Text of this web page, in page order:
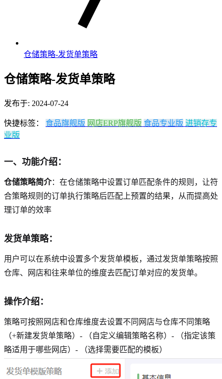
仓储策略-发货单策略
仓储策略-发货单策略
发布于: 2024-07-24
快捷标签： 食品旗舰版 网店ERP旗舰版 食品专业版 进销存专
业版
一、功能介绍：
仓储策略简介：在仓储策略中设置订单匹配条件的规则，让符
合策略规则的订单执行策略后匹配上预置的结果，从而提高处
理订单的效率
发货单策略：
用户可以在系统中设置多个发货单模板，通过发货单策略按照
仓库、网店和往来单位的维度去匹配订单对应的发货单。
操作介绍：
策略可按照网店和仓库维度去设置不同网店与仓库不同策略
（+新建发货单策略）- （自定义编辑策略名称）- （指定该策
略适用于哪些网店）- （选择需要匹配的模板）